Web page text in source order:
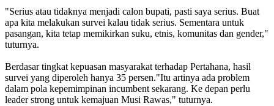
"Serius atau tidaknya menjadi calon bupati, pasti saya serius. Buat
apa kita melakukan survei kalau tidak serius. Sementara untuk
pasangan, kita tetap memikirkan suku, etnis, komunitas dan gender,"
tuturnya.
Berdasar tingkat kepuasan masyarakat terhadap Pertahana, hasil
survei yang diperoleh hanya 35 persen."Itu artinya ada problem
dalam pola kepemimpinan incumbent sekarang. Ke depan perlu
leader strong untuk kemajuan Musi Rawas," tuturnya.